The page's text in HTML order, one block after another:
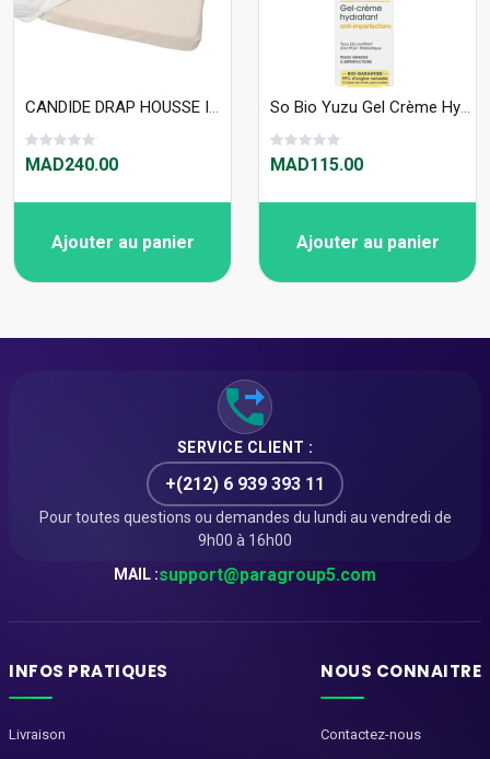
CANDIDE DRAP HOUSSE IMPERMÉABLE 60X120 CM BLANC - 694163
MAD240.00
Ajouter au panier
So Bio Yuzu Gel Crème Hydratant Anti-imperfections 40Ml
MAD115.00
Ajouter au panier
SERVICE CLIENT :
+(212) 6 939 393 11
Pour toutes questions ou demandes du lundi au vendredi de
9h00 à 16h00
MAIL :support@paragroup5.com
INFOS PRATIQUES
Livraison
NOUS CONNAITRE
Contactez-nous